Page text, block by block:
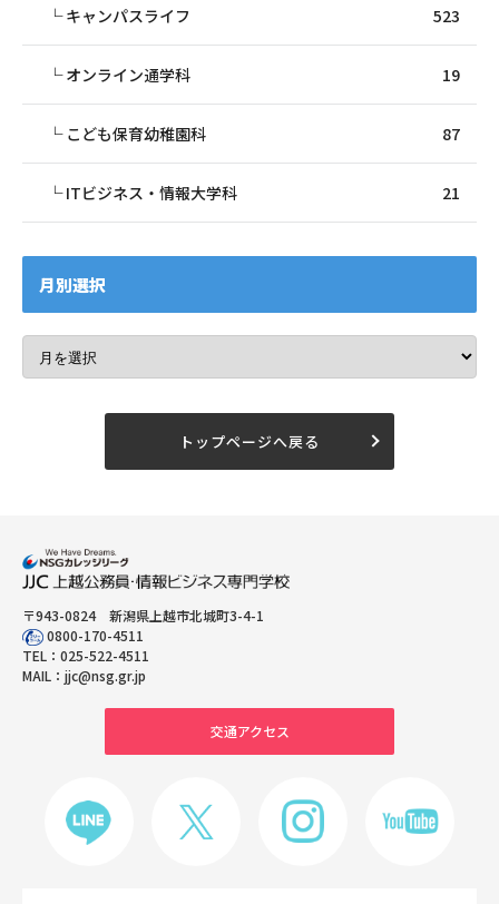
キャンパスライフ 523
オンライン通学科 19
こども保育幼稚園科 87
ITビジネス・情報大学科 21
月別選択
トップページへ戻る
〒943-0824 新潟県上越市北城町3-4-1
0800-170-4511
TEL： 025-522-4511
MAIL： jjc@nsg.gr.jp
交通アクセス